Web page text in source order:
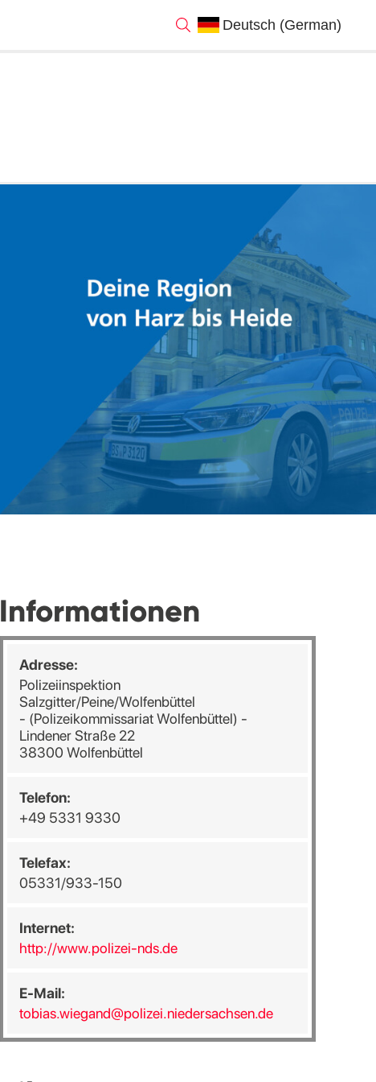
Informationen
Adresse:
Polizeiinspektion
Salzgitter/Peine/Wolfenbüttel
- (Polizeikommissariat Wolfenbüttel) -
Lindener Straße 22
38300 Wolfenbüttel
Telefon:
+49 5331 9330
Telefax:
05331/933-150
Internet:
http://www.polizei-nds.de
E-Mail:
tobias.wiegand@polizei.niedersachsen.de